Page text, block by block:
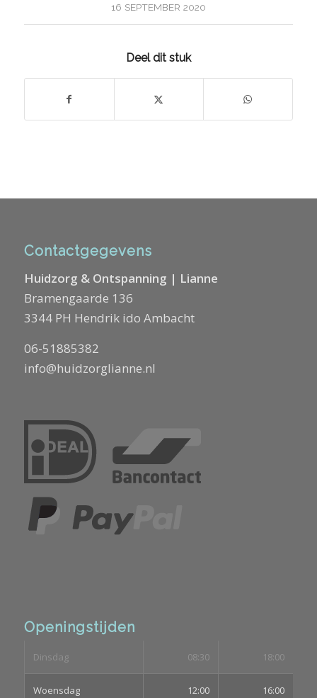
16 SEPTEMBER 2020
Deel dit stuk
Contactgegevens
Huidzorg & Ontspanning | Lianne
Bramengaarde 136
3344 PH Hendrik ido Ambacht
06-51885382
info@huidzorglianne.nl
Openingstijden
Dinsdag 08:30 18:00
Woensdag 12:00 16:00